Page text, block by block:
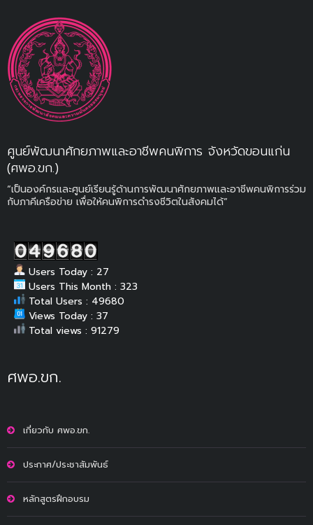
ศูนย์พัฒนาศักยภาพและอาชีพคนพิการ จังหวัดขอนแก่น
(ศพอ.ขก.)
“เป็นองค์กรและศูนย์เรียนรู้ด้านการพัฒนาศักยภาพและอาชีพคนพิการร่วม
กับภาคีเครือข่าย เพื่อให้คนพิการดำรงชีวิตในสังคมได้”
Users Today : 27
Users This Month : 323
Total Users : 49680
Views Today : 37
Total views : 91279
ศพอ.ขก.
เกี่ยวกับ ศพอ.ขก.
ประกาศ/ประชาสัมพันธ์
หลักสูตรฝึกอบรม